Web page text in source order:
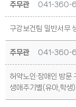
주무관 041-360-
구강보건팀 일반서무
주무관 041-360-
허약노인·장애인 방문
생애주기별(유아,학생